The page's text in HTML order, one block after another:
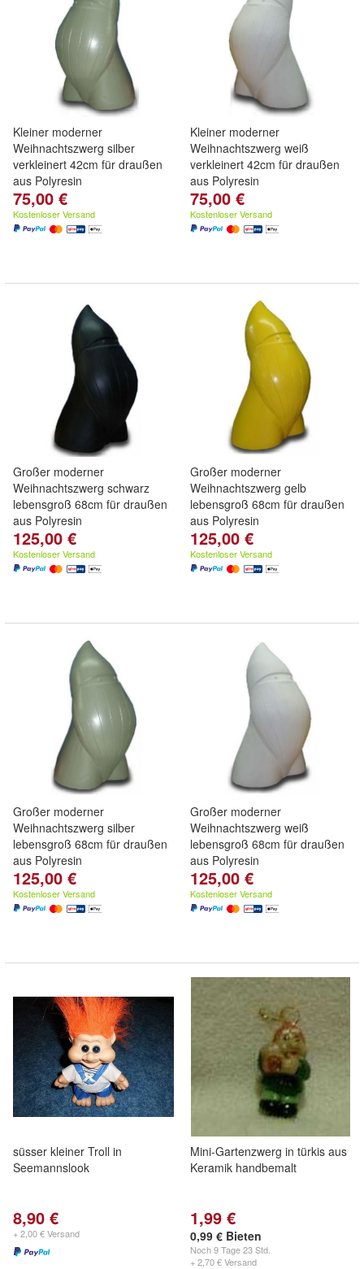
Kleiner moderner
Weihnachtszwerg silber
verkleinert 42cm für draußen
aus Polyresin
75,00 €
Kostenloser Versand
Kleiner moderner
Weihnachtszwerg weiß
verkleinert 42cm für draußen
aus Polyresin
75,00 €
Kostenloser Versand
Großer moderner
Weihnachtszwerg schwarz
lebensgroß 68cm für draußen
aus Polyresin
125,00 €
Kostenloser Versand
Großer moderner
Weihnachtszwerg gelb
lebensgroß 68cm für draußen
aus Polyresin
125,00 €
Kostenloser Versand
Großer moderner
Weihnachtszwerg silber
lebensgroß 68cm für draußen
aus Polyresin
125,00 €
Kostenloser Versand
Großer moderner
Weihnachtszwerg weiß
lebensgroß 68cm für draußen
aus Polyresin
125,00 €
Kostenloser Versand
süsser kleiner Troll in
Seemannslook
8,90 €
+ 2,00 € Versand
Mini-Gartenzwerg in türkis aus
Keramik handbemalt
1,99 €
0,99 € Bieten
Noch9 Tage 23 Std.
+ 2,70 € Versand